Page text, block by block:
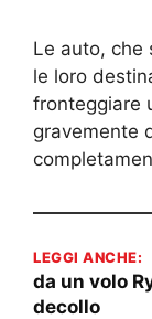
Le auto, che
le loro
fronteggiare
gravemente
LEGGI ANCHE:
da un volo
decollo